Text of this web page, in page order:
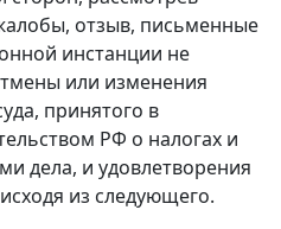
отзыв, письменные
инстанции не
или изменения
принятого в
РФ о налогах и
дела, и удовлетворения
из следующего.